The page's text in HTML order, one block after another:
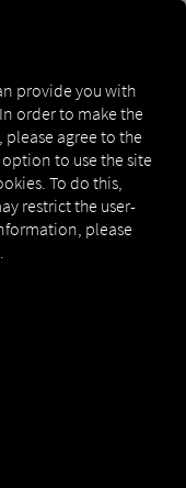
ekološki i
provide you with
order to make the
please agree to the
option to use the site
To do this,
restrict the user-
please